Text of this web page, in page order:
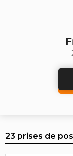
23 prises de